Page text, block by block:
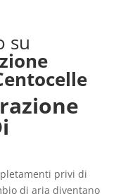
su
privi di
di aria diventano